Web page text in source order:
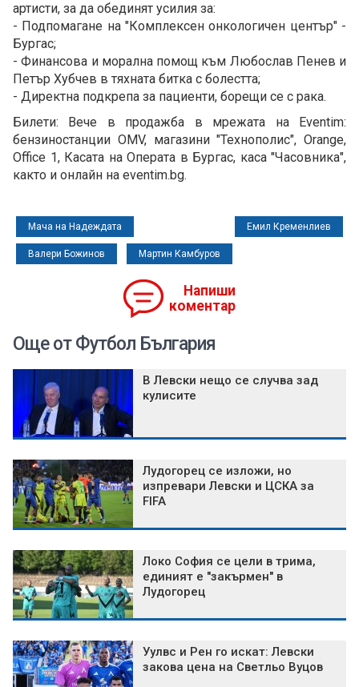
артисти, за да обединят усилия за:
- Подпомагане на "Комплексен онкологичен център" -
Бургас;
- Финансова и морална помощ към Любослав Пенев и
Петър Хубчев в тяхната битка с болестта;
- Директна подкрепа за пациенти, борещи се с рака.
Билети: Вече в продажба в мрежата на Eventim:
бензиностанции OMV, магазини "Технополис", Orange,
Office 1, Касата на Операта в Бургас, каса "Часовника",
както и онлайн на eventim.bg.
Мача на Надеждата Емил Кременлиев
Валери Божинов Мартин Камбуров
Напиши
коментар
Още от Футбол България
В Левски нещо се случва зад
кулисите
Лудогорец се изложи, но
изпревари Левски и ЦСКА за
FIFA
Локо София се цели в трима,
единият е "закърмен" в
Лудогорец
Уулвс и Рен го искат: Левски
закова цена на Светльо Вуцов